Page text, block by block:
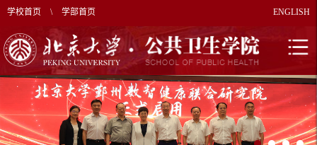
学校首页 \ 学部首页 ENGLISH